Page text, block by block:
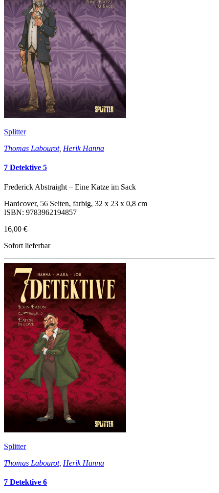
Splitter
Thomas Labourot, Herik Hanna
7 Detektive 5
Frederick Abstraight – Eine Katze im Sack
Hardcover, 56 Seiten, farbig, 32 x 23 x 0,8 cm
ISBN: 9783962194857
16,00 €
Sofort lieferbar
Splitter
Thomas Labourot, Herik Hanna
7 Detektive 6